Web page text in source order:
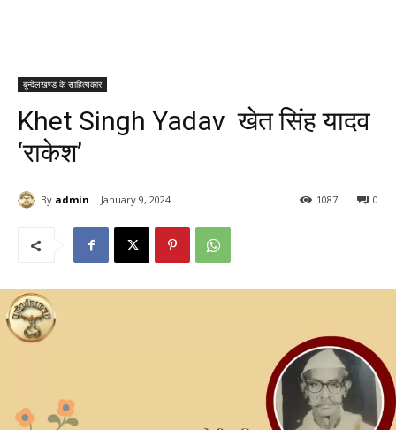
बुन्देलखण्ड के साहित्यकार
Khet Singh Yadav खेत सिंह यादव
‘राकेश’
By admin January 9, 2024 0
1087